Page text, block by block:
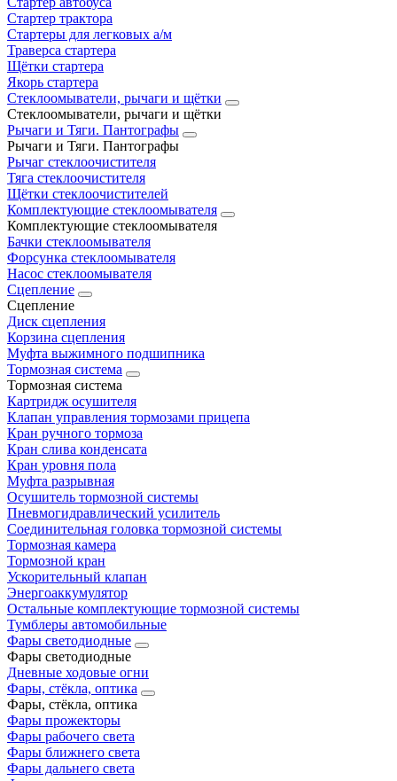
Стартер трактора
Стартеры для легковых а/м
Траверса стартера
Щётки стартера
Якорь стартера
Стеклоомыватели, рычаги и щётки
Стеклоомыватели, рычаги и щётки
Рычаги и Тяги. Пантографы
Рычаги и Тяги. Пантографы
Рычаг стеклоочистителя
Тяга стеклоочистителя
Щётки стеклоочистителей
Комплектующие стеклоомывателя
Комплектующие стеклоомывателя
Бачки стеклоомывателя
Форсунка стеклоомывателя
Насос стеклоомывателя
Сцепление
Сцепление
Диск сцепления
Корзина сцепления
Муфта выжимного подшипника
Тормозная система
Тормозная система
Картридж осушителя
Клапан управления тормозами прицепа
Кран ручного тормоза
Кран слива конденсата
Кран уровня пола
Муфта разрывная
Осушитель тормозной системы
Пневмогидравлический усилитель
Соединительная головка тормозной системы
Тормозная камера
Тормозной кран
Ускорительный клапан
Энергоаккумулятор
Остальные комплектующие тормозной системы
Тумблеры автомобильные
Фары светодиодные
Фары светодиодные
Дневные ходовые огни
Фары, стёкла, оптика
Фары, стёкла, оптика
Фары прожекторы
Фары рабочего света
Фары ближнего света
Фары дальнего света